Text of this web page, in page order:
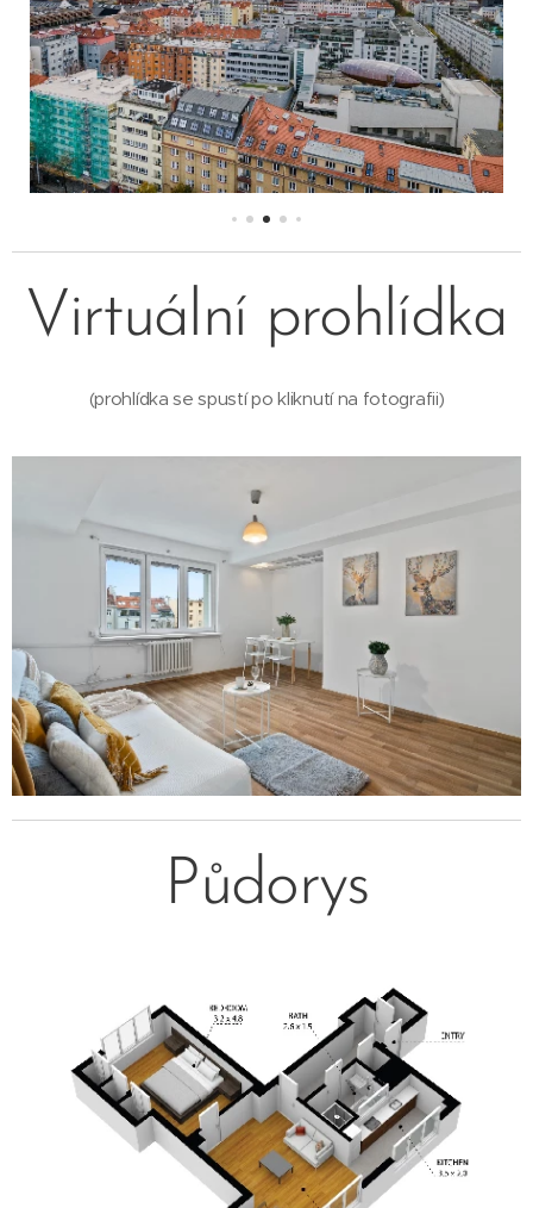
Virtuální prohlídka
(prohlídka se spustí po kliknutí na fotografii)
Půdorys